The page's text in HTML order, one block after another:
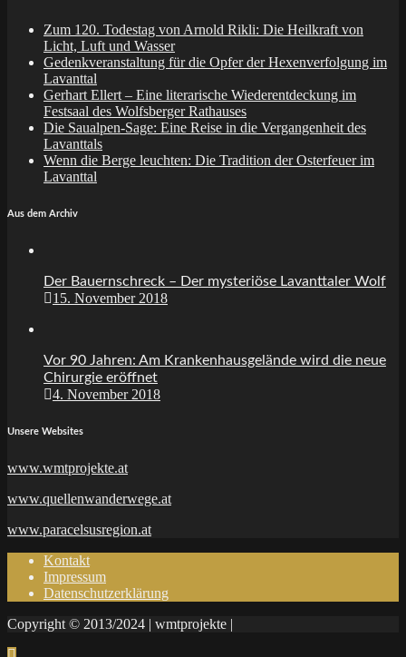
Zum 120. Todestag von Arnold Rikli: Die Heilkraft von
Licht, Luft und Wasser
Gedenkveranstaltung für die Opfer der Hexenverfolgung im
Lavanttal
Gerhart Ellert – Eine literarische Wiederentdeckung im
Festsaal des Wolfsberger Rathauses
Die Saualpen-Sage: Eine Reise in die Vergangenheit des
Lavanttals
Wenn die Berge leuchten: Die Tradition der Osterfeuer im
Lavanttal
Aus dem Archiv
Der Bauernschreck – Der mysteriöse Lavanttaler Wolf
15. November 2018
Vor 90 Jahren: Am Krankenhausgelände wird die neue
Chirurgie eröffnet
4. November 2018
Unsere Websites
www.wmtprojekte.at
www.quellenwanderwege.at
www.paracelsusregion.at
Kontakt
Impressum
Datenschutzerklärung
Copyright © 2013/2024 | wmtprojekte |